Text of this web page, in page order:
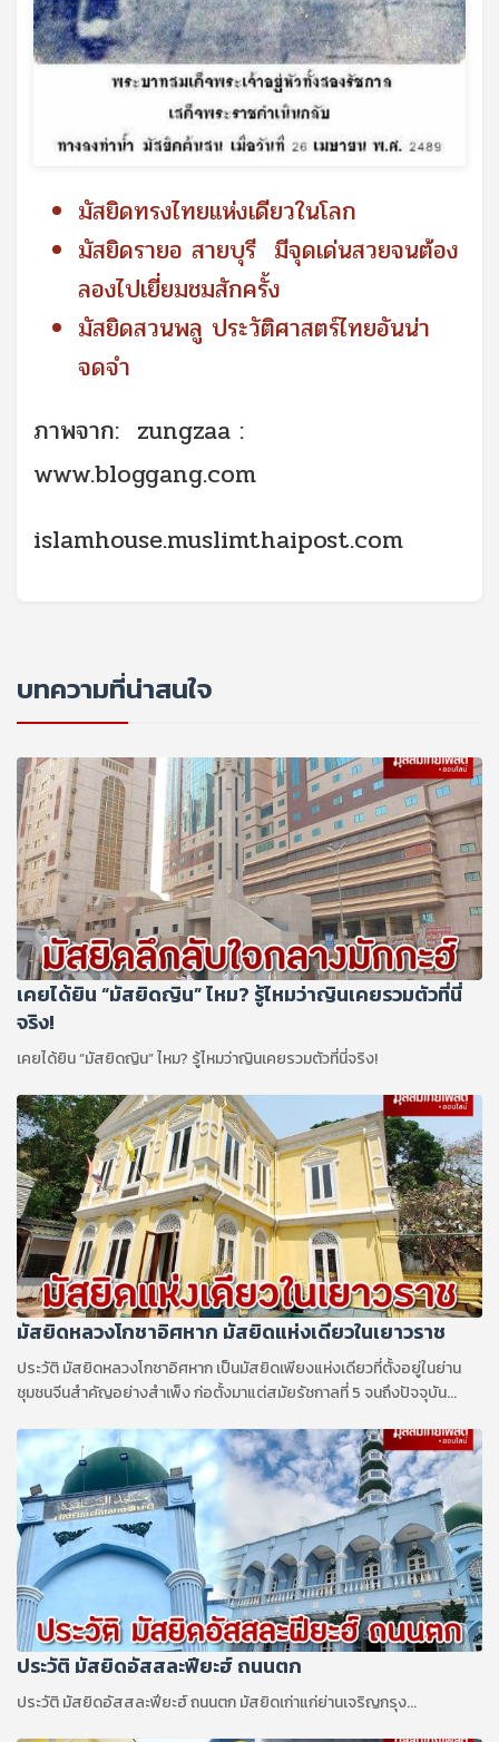
มัสยิดทรงไทยแห่งเดียวในโลก
มัสยิดรายอ สายบุรี มีจุดเด่นสวยจนต้อง
ลองไปเยี่ยมชมสักครั้ง
มัสยิดสวนพลู ประวัติศาสตร์ไทยอันน่า
จดจำ
ภาพจาก: zungzaa :
www.bloggang.com
islamhouse.muslimthaipost.com
บทความที่น่าสนใจ
เคยได้ยิน “มัสยิดญิน” ไหม? รู้ไหมว่าญินเคยรวมตัวที่นี่
จริง!
เคยได้ยิน “มัสยิดญิน” ไหม? รู้ไหมว่าญินเคยรวมตัวที่นี่จริง!
มัสยิดหลวงโกชาอิศหาก มัสยิดแห่งเดียวในเยาวราช
ประวัติ มัสยิดหลวงโกชาอิศหาก เป็นมัสยิดเพียงแห่งเดียวที่ตั้งอยู่ในย่าน
ชุมชนจีนสำคัญอย่างสำเพ็ง ก่อตั้งมาแต่สมัยรัชกาลที่ 5 จนถึงปัจจุบัน...
ประวัติ มัสยิดอัสสละฟียะฮ์ ถนนตก
ประวัติ มัสยิดอัสสละฟียะฮ์ ถนนตก มัสยิดเก่าแก่ย่านเจริญกรุง...